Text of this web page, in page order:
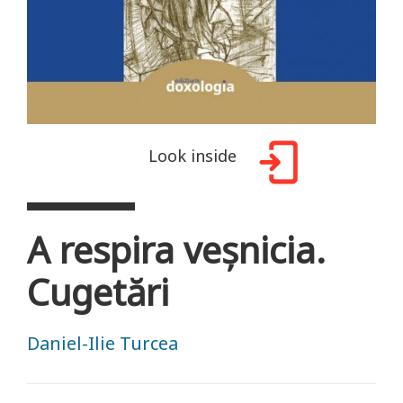
Look inside
A respira veșnicia.
Cugetări
Daniel-Ilie Turcea